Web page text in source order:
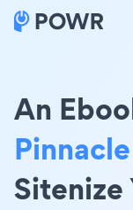
An
Sitenize